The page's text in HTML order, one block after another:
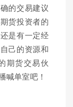
的交易建议
货投资者的
是有一定经
己的资源和
期货交易伙
喊单室吧！